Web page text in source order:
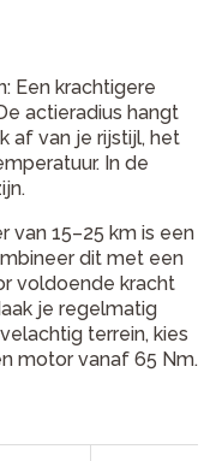
Een krachtigere
actieradius hangt
af van je rijstijl, het
In de
van 15–25 km is een
dit met een
voldoende kracht
je regelmatig
terrein, kies
motor vanaf 65 Nm.